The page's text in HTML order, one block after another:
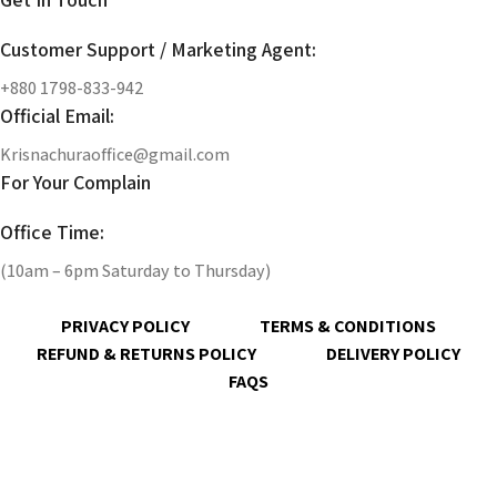
Customer Support / Marketing Agent:
+880 1798-833-942
Official Email:
Krisnachuraoffice@gmail.com
For Your Complain
Office Time:
(10am – 6pm Saturday to Thursday)
PRIVACY POLICY
TERMS & CONDITIONS
REFUND & RETURNS POLICY
DELIVERY POLICY
FAQS